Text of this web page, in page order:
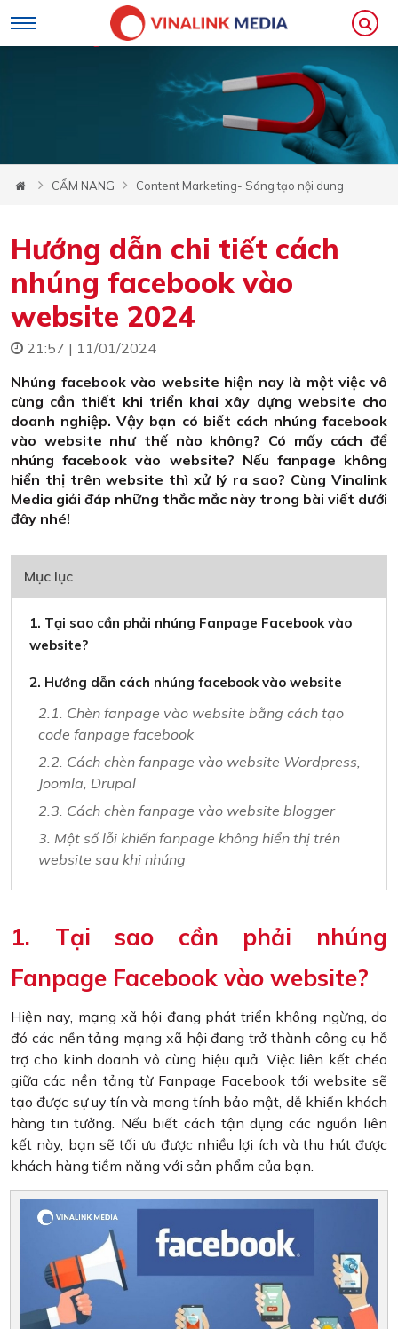
CẨM NANG Content Marketing- Sáng tạo nội dung
Hướng dẫn chi tiết cách
nhúng facebook vào
website 2024
21:57 | 11/01/2024
Nhúng facebook vào website hiện nay là một việc vô
cùng cần thiết khi triển khai xây dựng website cho
doanh nghiệp. Vậy bạn có biết cách nhúng facebook
vào website như thế nào không? Có mấy cách để
nhúng facebook vào website? Nếu fanpage không
hiển thị trên website thì xử lý ra sao? Cùng Vinalink
Media giải đáp những thắc mắc này trong bài viết dưới
đây nhé!
Mục lục
1. Tại sao cần phải nhúng Fanpage Facebook vào
website?
2. Hướng dẫn cách nhúng facebook vào website
2.1. Chèn fanpage vào website bằng cách tạo
code fanpage facebook
2.2. Cách chèn fanpage vào website Wordpress,
Joomla, Drupal
2.3. Cách chèn fanpage vào website blogger
3. Một số lỗi khiến fanpage không hiển thị trên
website sau khi nhúng
1. Tại sao cần phải nhúng
Fanpage Facebook vào website?
Hiện nay, mạng xã hội đang phát triển không ngừng, do
đó các nền tảng mạng xã hội đang trở thành công cụ hỗ
trợ cho kinh doanh vô cùng hiệu quả. Việc liên kết chéo
giữa các nền tảng từ Fanpage Facebook tới website sẽ
tạo được sự uy tín và mang tính bảo mật, dễ khiến khách
hàng tin tưởng. Nếu biết cách tận dụng các nguồn liên
kết này, bạn sẽ tối ưu được nhiều lợi ích và thu hút được
khách hàng tiềm năng với sản phẩm của bạn.